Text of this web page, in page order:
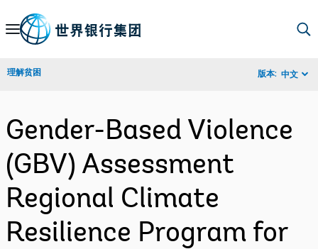
Skip
Navigation
理解贫困 版本: 中文
Gender-Based Violence
(GBV) Assessment
Regional Climate
Resilience Program for